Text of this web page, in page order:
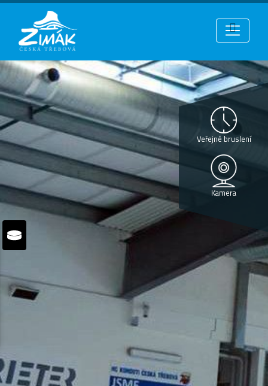
Veřejné bruslení
Kamera